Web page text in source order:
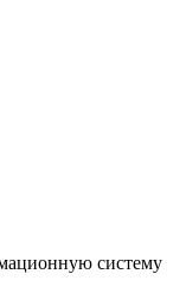
систему